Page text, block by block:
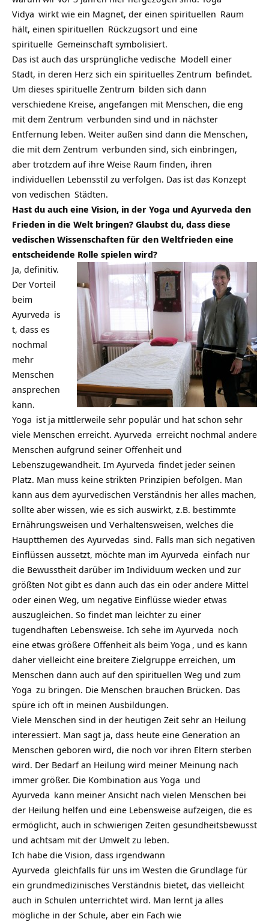
Vidya wirkt wie ein Magnet, der einen spirituellen Raum
hält, einen spirituellen Rückzugsort und eine
spirituelle Gemeinschaft symbolisiert.
Das ist auch das ursprüngliche vedische Modell einer
Stadt, in deren Herz sich ein spirituelles Zentrum befindet.
Um dieses spirituelle Zentrum bilden sich dann
verschiedene Kreise, angefangen mit Menschen, die eng
mit dem Zentrum verbunden sind und in nächster
Entfernung leben. Weiter außen sind dann die Menschen,
die mit dem Zentrum verbunden sind, sich einbringen,
aber trotzdem auf ihre Weise Raum finden, ihren
individuellen Lebensstil zu verfolgen. Das ist das Konzept
von vedischen Städten.
Hast du auch eine Vision, in der Yoga und Ayurveda den
Frieden in die Welt bringen? Glaubst du, dass diese
vedischen Wissenschaften für den Weltfrieden eine
entscheidende Rolle spielen wird?
Ja, definitiv.
Der Vorteil
beim
Ayurveda is
t, dass es
nochmal
mehr
Menschen
ansprechen
kann.
Yoga ist ja mittlerweile sehr populär und hat schon sehr
viele Menschen erreicht. Ayurveda erreicht nochmal andere
Menschen aufgrund seiner Offenheit und
Lebenszugewandheit. Im Ayurveda findet jeder seinen
Platz. Man muss keine strikten Prinzipien befolgen. Man
kann aus dem ayurvedischen Verständnis her alles machen,
sollte aber wissen, wie es sich auswirkt, z.B. bestimmte
Ernährungsweisen und Verhaltensweisen, welches die
Hauptthemen des Ayurvedas sind. Falls man sich negativen
Einflüssen aussetzt, möchte man im Ayurveda einfach nur
die Bewusstheit darüber im Individuum wecken und zur
größten Not gibt es dann auch das ein oder andere Mittel
oder einen Weg, um negative Einflüsse wieder etwas
auszugleichen. So findet man leichter zu einer
tugendhaften Lebensweise. Ich sehe im Ayurveda noch
eine etwas größere Offenheit als beim Yoga , und es kann
daher vielleicht eine breitere Zielgruppe erreichen, um
Menschen dann auch auf den spirituellen Weg und zum
Yoga zu bringen. Die Menschen brauchen Brücken. Das
spüre ich oft in meinen Ausbildungen.
Viele Menschen sind in der heutigen Zeit sehr an Heilung
interessiert. Man sagt ja, dass heute eine Generation an
Menschen geboren wird, die noch vor ihren Eltern sterben
wird. Der Bedarf an Heilung wird meiner Meinung nach
immer größer. Die Kombination aus Yoga und
Ayurveda kann meiner Ansicht nach vielen Menschen bei
der Heilung helfen und eine Lebensweise aufzeigen, die es
ermöglicht, auch in schwierigen Zeiten gesundheitsbewusst
und achtsam mit der Umwelt zu leben.
Ich habe die Vision, dass irgendwann
Ayurveda gleichfalls für uns im Westen die Grundlage für
ein grundmedizinisches Verständnis bietet, das vielleicht
auch in Schulen unterrichtet wird. Man lernt ja alles
mögliche in der Schule, aber ein Fach wie